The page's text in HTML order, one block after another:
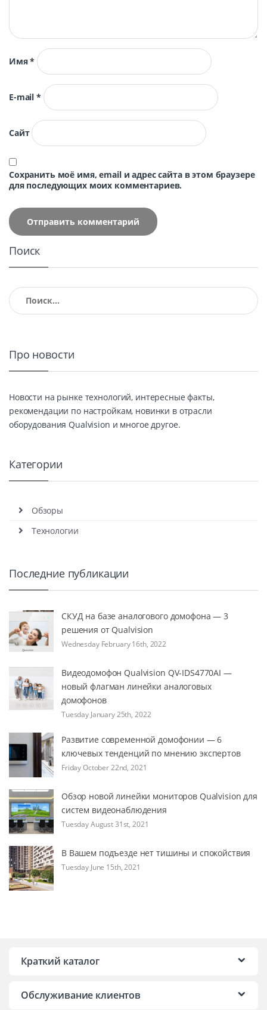
Имя*
E-mail*
Сайт
Сохранить моё имя, email и адрес сайта в этом браузере
для последующих моих комментариев.
Поиск
Найти:
Про новости
Новости на рынке технологий, интересные факты,
рекомендации по настройкам, новинки в отрасли
оборудования Qualvision и многое другое.
Категории
Обзоры
Технологии
Последние публикации
СКУД на базе аналогового домофона — 3
решения от Qualvision
Wednesday February 16th, 2022
Видеодомофон Qualvision QV-IDS4770AI —
новый флагман линейки аналоговых
домофонов
Tuesday January 25th, 2022
Развитие современной домофонии — 6
ключевых тенденций по мнению экспертов
Friday October 22nd, 2021
Обзор новой линейки мониторов Qualvision для
систем видеонаблюдения
Tuesday August 31st, 2021
В Вашем подъезде нет тишины и спокойствия
Tuesday June 15th, 2021
Краткий каталог
Обслуживание клиентов